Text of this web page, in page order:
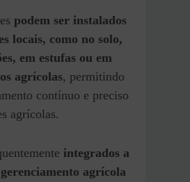
podem ser instalados
locais, como no solo,
em estufas ou em
agrícolas, permitindo
contínuo e preciso
agrícolas.
integrados a
agrícola